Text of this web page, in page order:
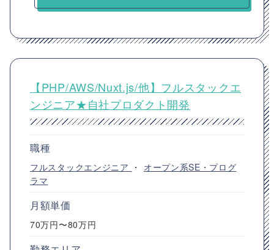
【PHP/AWS/Nuxt.js/他】フルスタックエ
ンジニア★自社プロダクト開発
職種
フルスタックエンジニア ・ オープン系SE・プログ
ラマ
月額単価
70万円〜80万円